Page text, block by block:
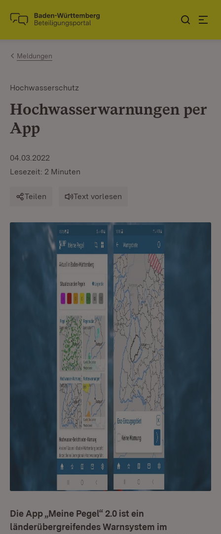
Zum Inhalt springen
Link zur Startseite
Meldungen
Hochwasserschutz
Hochwasserwarnungen per
App
04.03.2022
Lesezeit: 2 Minuten
Teilen Text vorlesen
Die App „Meine Pegel“ 2.0 ist ein
länderübergreifendes Warnsystem im